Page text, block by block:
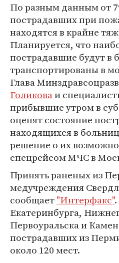
По разным данным от
пострадавших при
находятся в крайне
Планируется, что
пострадавшие будут в
транспортированы в
Глава
Голиковаи
прибывшие утром в
оценят состояние
находящихся в
решение о их
спецрейсом МЧС в
Принять раненых из
медучреждения
сообщает"Интерфакс"
Екатеринбурга,
Первоуральска и
пострадавших из
около 120 мест.